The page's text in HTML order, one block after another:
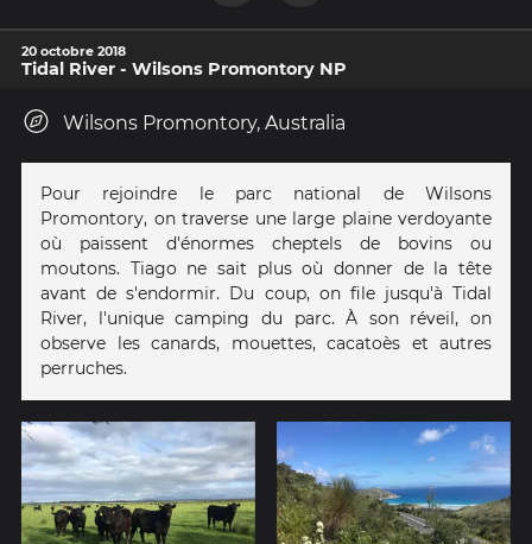
20 octobre 2018
Tidal River - Wilsons Promontory NP
Wilsons Promontory, Australia
Pour rejoindre le parc national de Wilsons
Promontory, on traverse une large plaine verdoyante
où paissent d'énormes cheptels de bovins ou
moutons. Tiago ne sait plus où donner de la tête
avant de s'endormir. Du coup, on file jusqu'à Tidal
River, l'unique camping du parc. À son réveil, on
observe les canards, mouettes, cacatoès et autres
perruches.